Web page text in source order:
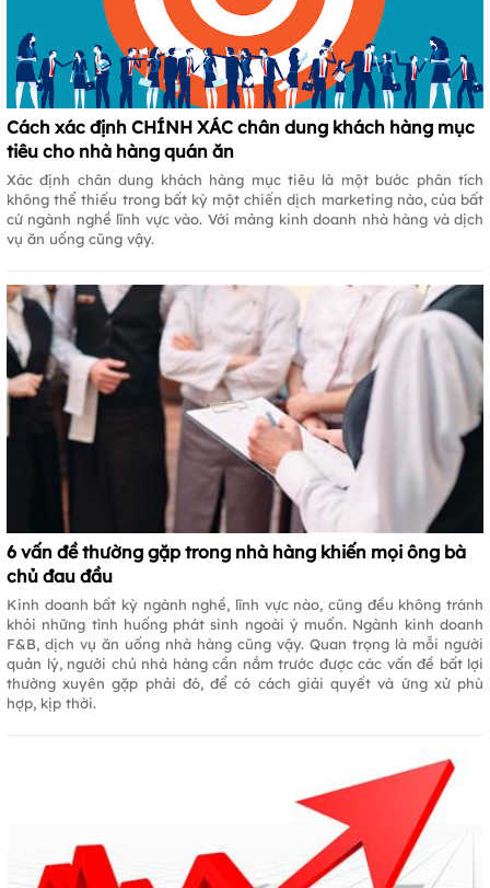
Cách xác định CHÍNH XÁC chân dung khách hàng mục
tiêu cho nhà hàng quán ăn
Xác định chân dung khách hàng mục tiêu là một bước phân tích
không thể thiếu trong bất kỳ một chiến dịch marketing nào, của bất
cứ ngành nghề lĩnh vực vào. Với mảng kinh doanh nhà hàng và dịch
vụ ăn uống cũng vậy.
6 vấn đề thường gặp trong nhà hàng khiến mọi ông bà
chủ đau đầu
Kinh doanh bất kỳ ngành nghề, lĩnh vực nào, cũng đều không tránh
khỏi những tình huống phát sinh ngoài ý muốn. Ngành kinh doanh
F&B, dịch vụ ăn uống nhà hàng cũng vậy. Quan trọng là mỗi người
quản lý, người chủ nhà hàng cần nắm trước được các vấn đề bất lợi
thường xuyên gặp phải đó, để có cách giải quyết và ứng xử phù
hợp, kịp thời.